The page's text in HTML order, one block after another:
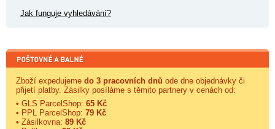
Jak funguje vyhledávání?
Zboží expedujeme do 3 pracovních dnů ode dne objednávky či
přijetí platby. Zásilky posíláme s těmito partnery v cenách od:
• GLS ParcelShop: 65 Kč
• PPL ParcelShop: 79 Kč
• Zásilkovna: 89 Kč